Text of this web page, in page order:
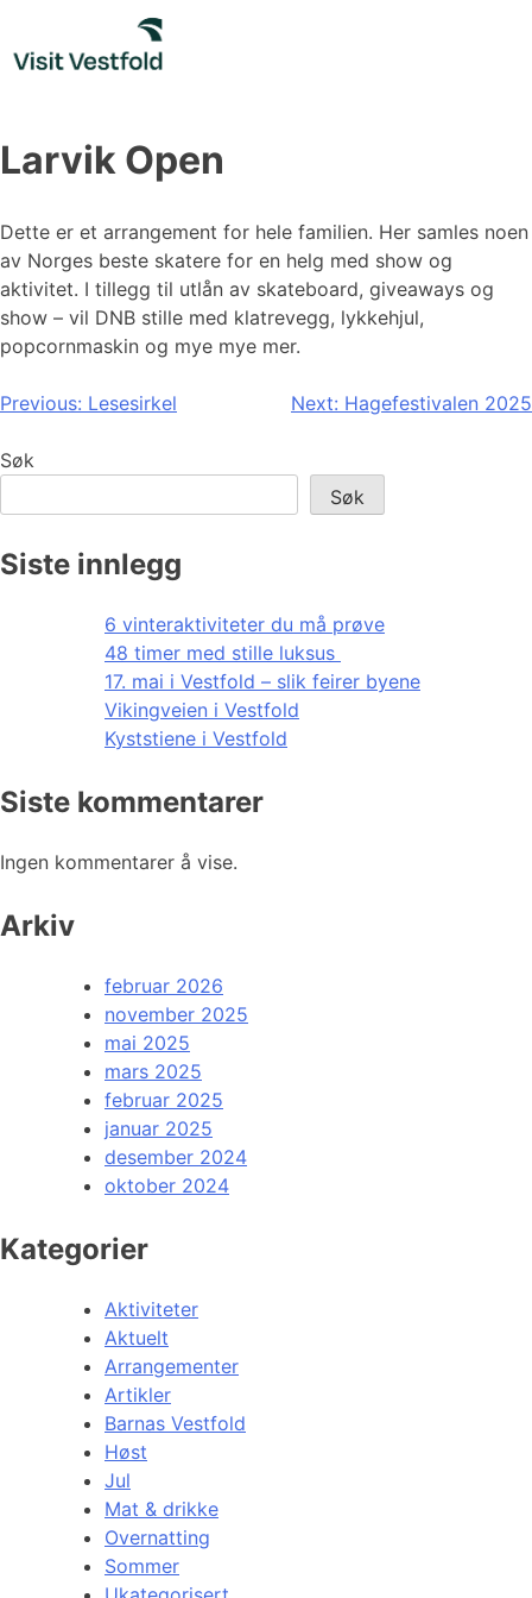
content
Larvik Open
Dette er et arrangement for hele familien. Her samles noen
av Norges beste skatere for en helg med show og
aktivitet. I tillegg til utlån av skateboard, giveaways og
show – vil DNB stille med klatrevegg, lykkehjul,
popcornmaskin og mye mye mer.
Innleggsnavigasjon
Previous: Lesesirkel Next: Hagefestivalen 2025
Søk
Søk
Siste innlegg
6 vinteraktiviteter du må prøve
48 timer med stille luksus
17. mai i Vestfold – slik feirer byene
Vikingveien i Vestfold
Kyststiene i Vestfold
Siste kommentarer
Ingen kommentarer å vise.
Arkiv
februar 2026
november 2025
mai 2025
mars 2025
februar 2025
januar 2025
desember 2024
oktober 2024
Kategorier
Aktiviteter
Aktuelt
Arrangementer
Artikler
Barnas Vestfold
Høst
Jul
Mat & drikke
Overnatting
Sommer